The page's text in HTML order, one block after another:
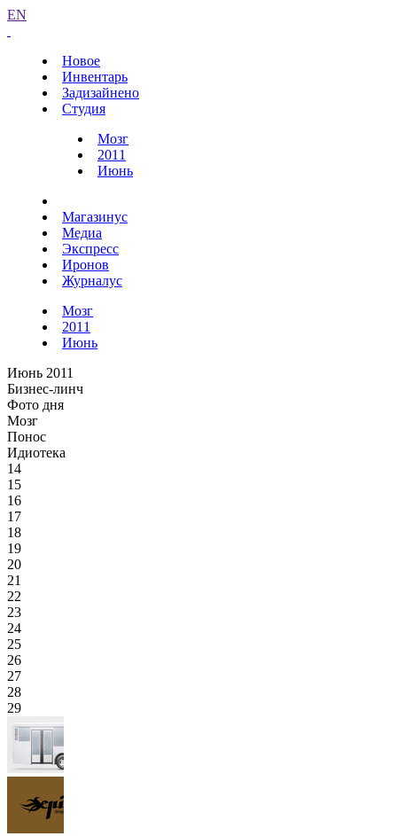
EN
Новое
Инвентарь
Задизайнено
Студия
Мозг
2011
Июнь
Магазинус
Медиа
Экспресс
Иронов
Журналус
Мозг
2011
Июнь
Июнь 2011
Бизнес-линч
Фото дня
Мозг
Понос
Идиотека
14
15
16
17
18
19
20
21
22
23
24
25
26
27
28
29